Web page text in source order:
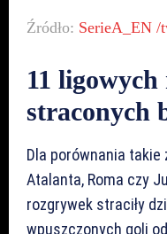
Źródło: SerieA_EN /
11 ligowych
straconych
Dla porównania takie
Atalanta, Roma czy
rozgrywek straciły
wpuszczonych goli